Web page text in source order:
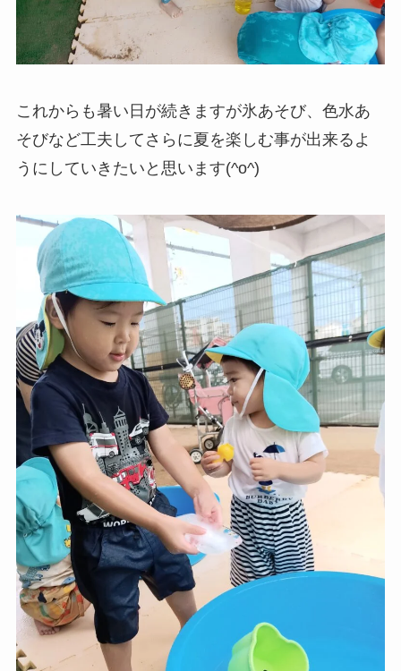
これからも暑い日が続きますが氷あそび、色水あ
そびなど工夫してさらに夏を楽しむ事が出来るよ
うにしていきたいと思います(^o^)